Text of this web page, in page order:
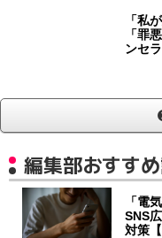
「私
「罪
ンセ
編集部おすす
「電
SNS
対策